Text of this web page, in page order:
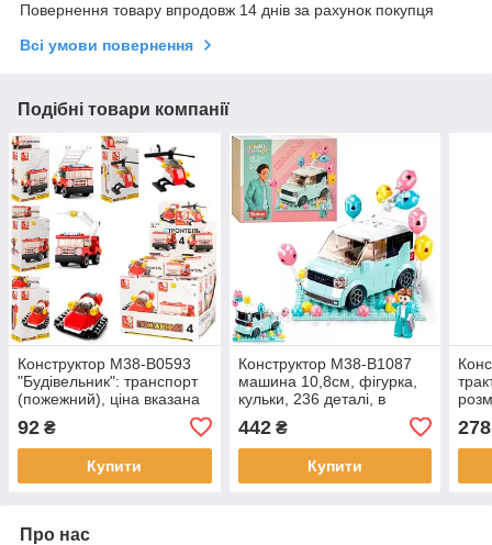
Повернення товару впродовж 14 днів за рахунок покупця
Всі умови повернення
Подібні товари компанії
Конструктор M38-B0593
"Будівельник": транспорт
(пожежний), ціна вказана
92 ₴
Купити
Конструктор M38-B1087
машина 10,8см, фігурка,
кульки, 236 деталі, в
442₴
Купити
278
Про нас